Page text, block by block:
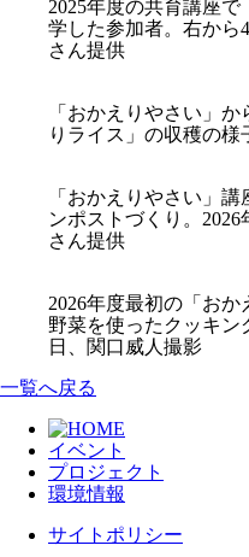
2025年度の共育講座
学した参加者。右から
さん提供
「おかえりやさい」
りライス」の収穫の様
「おかえりやさい」
ンポストづくり。
さん提供
2026年度最初の「お
野菜を使ったクッキン
日、関口威人撮影
一覧へ戻る
イベント
プロジェクト
環境情報
サイトポリシー